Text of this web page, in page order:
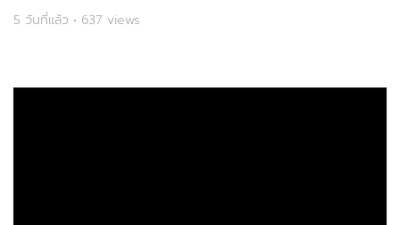
5 วันที่แล้ว • 637 views